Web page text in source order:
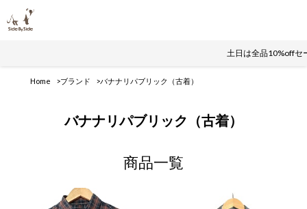
土日は全品10%offセ
Home ブランド バナナリパブリック（古着）
バナナリパブリック（古着）
商品一覧